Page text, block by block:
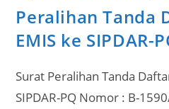
Peralihan Tanda
EMIS ke SIPDAR-
Surat Peralihan Tanda
SIPDAR-PQ Nomor : B-